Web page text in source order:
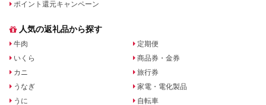
ポイント還元キャンペーン
人気の返礼品から探す
牛肉
いくら
カニ
うなぎ
うに
定期便
商品券・金券
旅行券
家電・電化製品
自転車